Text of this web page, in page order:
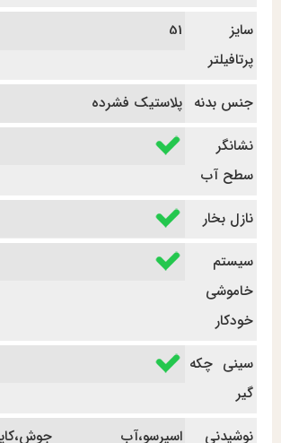
سایز
پرتافیلتر
51
جنس بدنه پلاستیک فشرده
نشانگر
سطح آب
نازل بخار
سیستم
خاموشی
خودکار
سینی چکه
گیر
نوشیدنی
اسپرسو،آب